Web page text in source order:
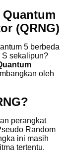
(QRNG)
5 berbeda
S sekalipun?
oleh
perangkat
Random
ini masih
tertentu.